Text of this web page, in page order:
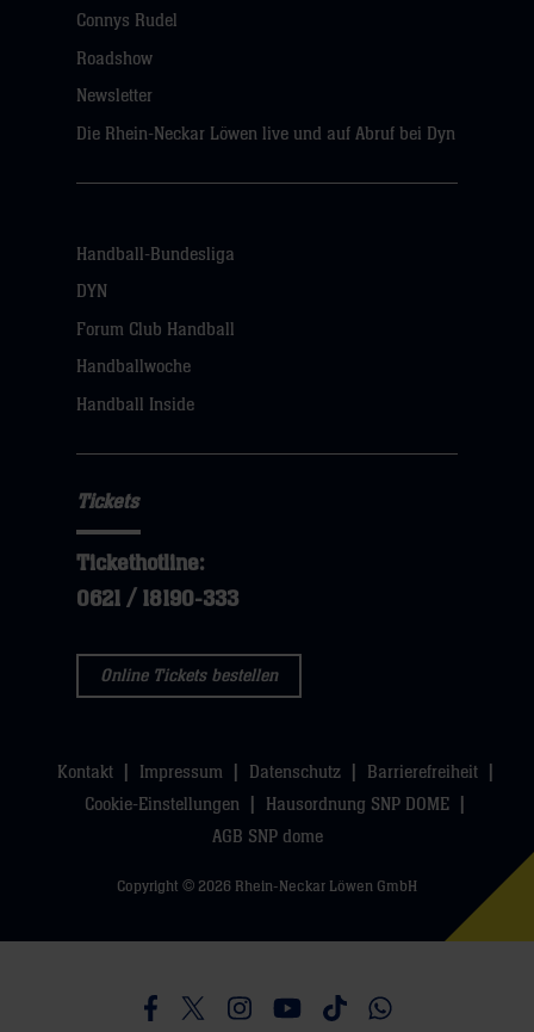
Connys Rudel
Roadshow
Newsletter
Die Rhein-Neckar Löwen live und auf Abruf bei Dyn
Handball-Bundesliga
DYN
Forum Club Handball
Handballwoche
Handball Inside
Tickets
Tickethotline:
0621 / 18190-333
Online Tickets bestellen
Kontakt Impressum Datenschutz
Barrierefreiheit
Cookie-Einstellungen
Hausordnung SNP DOME
AGB SNP dome
Copyright © 2026 Rhein-Neckar Löwen GmbH
Besucht uns auf Facebook
Besucht uns auf Twitter
Besucht uns auf Instagram
Besucht uns auf Youtube
Besucht uns auf
Besucht uns auf